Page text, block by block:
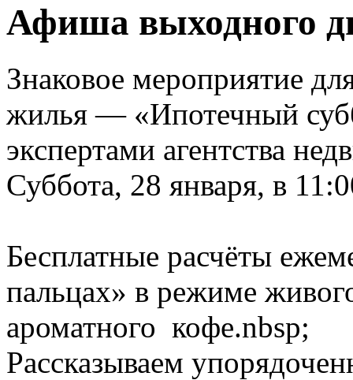
Афиша выходного
Знаковое мероприятие
жилья — «Ипотечный
экспертами агентства
Суббота, 28 января, в
Бесплатные расчёты
пальцах» в режиме
ароматного кофе.nbsp;
Рассказываем